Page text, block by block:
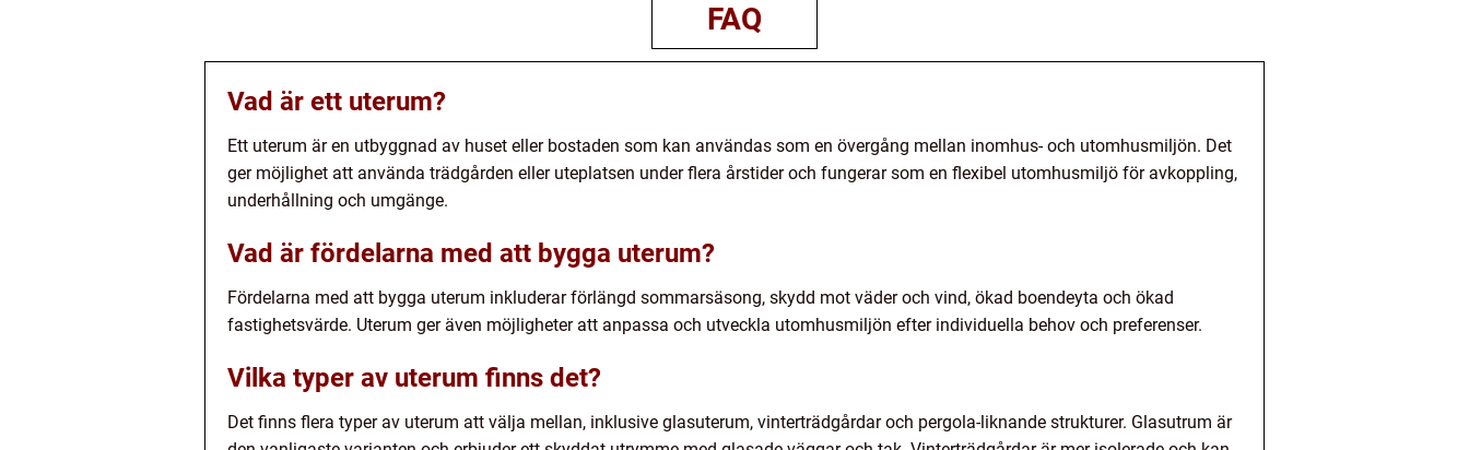
FAQ
Vad är ett uterum?
Ett uterum är en utbyggnad av huset eller bostaden som kan användas som en övergång mellan inomhus- och utomhusmiljön. Det
ger möjlighet att använda trädgården eller uteplatsen under flera årstider och fungerar som en flexibel utomhusmiljö för avkoppling,
underhållning och umgänge.
Vad är fördelarna med att bygga uterum?
Fördelarna med att bygga uterum inkluderar förlängd sommarsäsong, skydd mot väder och vind, ökad boendeyta och ökad
fastighetsvärde. Uterum ger även möjligheter att anpassa och utveckla utomhusmiljön efter individuella behov och preferenser.
Vilka typer av uterum finns det?
Det finns flera typer av uterum att välja mellan, inklusive glasuterum, vinterträdgårdar och pergola-liknande strukturer. Glasutrum är